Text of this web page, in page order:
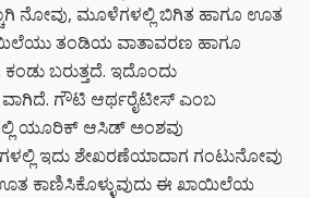
ನೋವು, ಮೂಳೆಗಳಲ್ಲಿ ಬಿಗಿತ ಹಾಗೂ ಊತ
ತಂಡಿಯ ವಾತಾವರಣ ಹಾಗೂ
ಬರುತ್ತದೆ. ಇದೊಂದು
ಗೌಟಿ ಆರ್ಥರೈಟೀಸ್ ಎಂಬ
ಯೂರಿಕ್ ಆಸಿಡ್ ಅಂಶವು
ಇದು ಶೇಖರಣೆಯಾದಾಗ ಗಂಟುನೋವು
ಊತ ಕಾಣಿಸಿಕೊಳ್ಳುವುದು ಈ ಖಾಯಿಲೆಯ